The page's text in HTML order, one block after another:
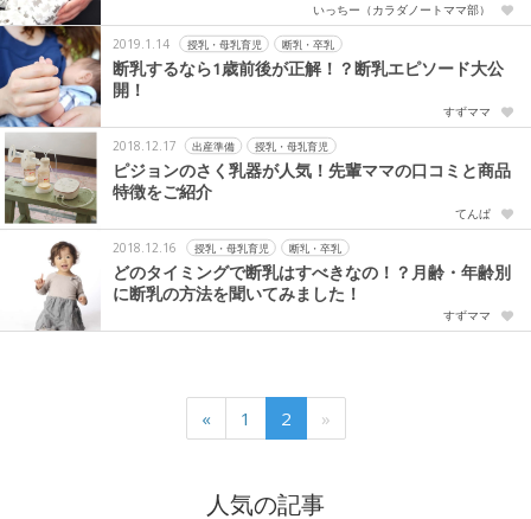
いっちー（カラダノートママ部）
2019.1.14 授乳・母乳育児 断乳・卒乳
断乳するなら1歳前後が正解！？断乳エピソード大公
開！
すずママ
2018.12.17 出産準備 授乳・母乳育児
ピジョンのさく乳器が人気！先輩ママの口コミと商品
特徴をご紹介
てんぱ
2018.12.16 授乳・母乳育児 断乳・卒乳
どのタイミングで断乳はすべきなの！？月齢・年齢別
に断乳の方法を聞いてみました！
すずママ
« 1 2 »
人気の記事